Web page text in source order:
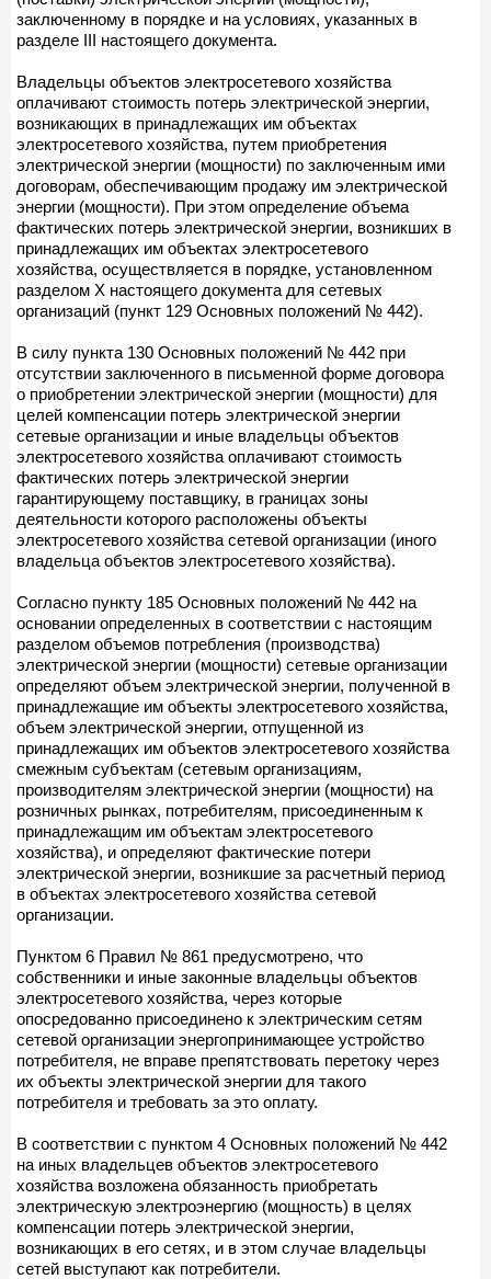
заключенному в порядке и на условиях, указанных в
разделе III настоящего документа.
Владельцы объектов электросетевого хозяйства
оплачивают стоимость потерь электрической энергии,
возникающих в принадлежащих им объектах
электросетевого хозяйства, путем приобретения
электрической энергии (мощности) по заключенным ими
договорам, обеспечивающим продажу им электрической
энергии (мощности). При этом определение объема
фактических потерь электрической энергии, возникших в
принадлежащих им объектах электросетевого
хозяйства, осуществляется в порядке, установленном
разделом Х настоящего документа для сетевых
организаций (пункт 129 Основных положений № 442).
В силу пункта 130 Основных положений № 442 при
отсутствии заключенного в письменной форме договора
о приобретении электрической энергии (мощности) для
целей компенсации потерь электрической энергии
сетевые организации и иные владельцы объектов
электросетевого хозяйства оплачивают стоимость
фактических потерь электрической энергии
гарантирующему поставщику, в границах зоны
деятельности которого расположены объекты
электросетевого хозяйства сетевой организации (иного
владельца объектов электросетевого хозяйства).
Согласно пункту 185 Основных положений № 442 на
основании определенных в соответствии с настоящим
разделом объемов потребления (производства)
электрической энергии (мощности) сетевые организации
определяют объем электрической энергии, полученной в
принадлежащие им объекты электросетевого хозяйства,
объем электрической энергии, отпущенной из
принадлежащих им объектов электросетевого хозяйства
смежным субъектам (сетевым организациям,
производителям электрической энергии (мощности) на
розничных рынках, потребителям, присоединенным к
принадлежащим им объектам электросетевого
хозяйства), и определяют фактические потери
электрической энергии, возникшие за расчетный период
в объектах электросетевого хозяйства сетевой
организации.
Пунктом 6 Правил № 861 предусмотрено, что
собственники и иные законные владельцы объектов
электросетевого хозяйства, через которые
опосредованно присоединено к электрическим сетям
сетевой организации энергопринимающее устройство
потребителя, не вправе препятствовать перетоку через
их объекты электрической энергии для такого
потребителя и требовать за это оплату.
В соответствии с пунктом 4 Основных положений № 442
на иных владельцев объектов электросетевого
хозяйства возложена обязанность приобретать
электрическую электроэнергию (мощность) в целях
компенсации потерь электрической энергии,
возникающих в его сетях, и в этом случае владельцы
сетей выступают как потребители.